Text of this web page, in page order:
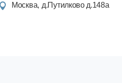
Москва д.Путилково д.148а